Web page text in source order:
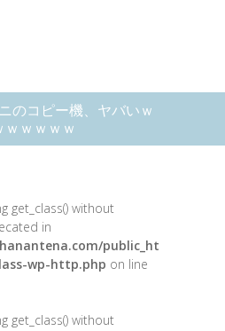
のコピー機、ヤバいｗ
ｗｗｗｗｗ
get_class() without
in
public_ht
wp-http.php on line
get_class() without